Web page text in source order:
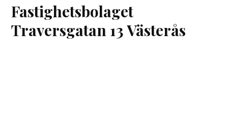
Fastighetsbolaget
Traversgatan 13 Västerås